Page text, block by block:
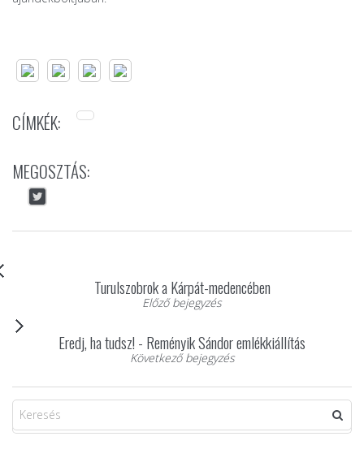
CÍMKÉK:
MEGOSZTÁS:
Turulszobrok a Kárpát-medencében
Előző bejegyzés
Eredj, ha tudsz! - Reményik Sándor emlékkiállítás
Következő bejegyzés